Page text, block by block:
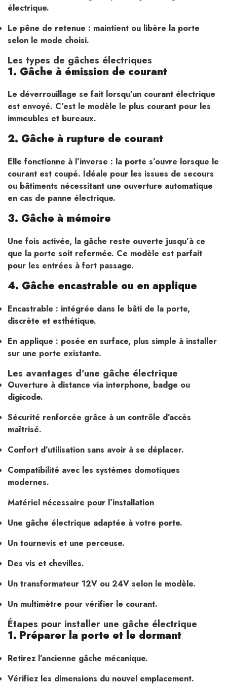
électrique.
Le pêne de retenue : maintient ou libère la porte
selon le mode choisi.
Les types de gâches électriques
1. Gâche à émission de courant
Le déverrouillage se fait lorsqu’un courant électrique
est envoyé. C’est le modèle le plus courant pour les
immeubles et bureaux.
2. Gâche à rupture de courant
Elle fonctionne à l’inverse : la porte s’ouvre lorsque le
courant est coupé. Idéale pour les issues de secours
ou bâtiments nécessitant une ouverture automatique
en cas de panne électrique.
3. Gâche à mémoire
Une fois activée, la gâche reste ouverte jusqu’à ce
que la porte soit refermée. Ce modèle est parfait
pour les entrées à fort passage.
4. Gâche encastrable ou en applique
Encastrable : intégrée dans le bâti de la porte,
discrète et esthétique.
En applique : posée en surface, plus simple à installer
sur une porte existante.
Les avantages d’une gâche électrique
Ouverture à distance via interphone, badge ou
digicode.
Sécurité renforcée grâce à un contrôle d’accès
maîtrisé.
Confort d’utilisation sans avoir à se déplacer.
Compatibilité avec les systèmes domotiques
modernes.
Matériel nécessaire pour l’installation
Une gâche électrique adaptée à votre porte.
Un tournevis et une perceuse.
Des vis et chevilles.
Un transformateur 12V ou 24V selon le modèle.
Un multimètre pour vérifier le courant.
Étapes pour installer une gâche électrique
1. Préparer la porte et le dormant
Retirez l’ancienne gâche mécanique.
Vérifiez les dimensions du nouvel emplacement.